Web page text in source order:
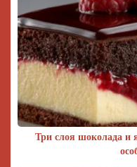
Три слоя шоколада и